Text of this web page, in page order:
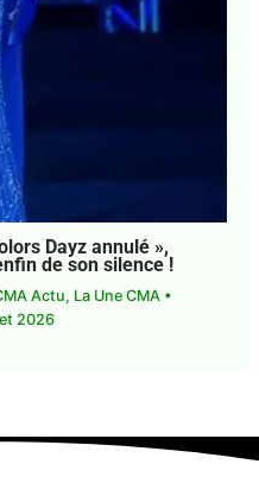
Dayz
sort enfin de